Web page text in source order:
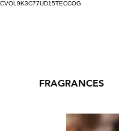
CVOL9K3C77UD15TECCOG
FRAGRANCES